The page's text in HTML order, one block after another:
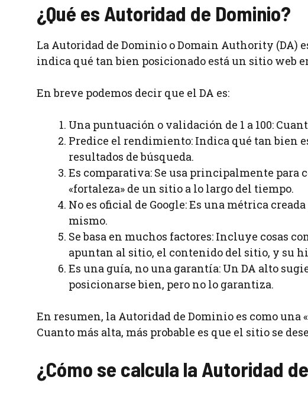
¿Qué es Autoridad de Dominio?
La Autoridad de Dominio o Domain Authority (DA)
indica qué tan bien posicionado está un sitio web
En breve podemos decir que el DA es:
Una puntuación o validación de 1 a 100:
Predice el rendimiento: Indica qué tan bien
resultados de búsqueda.
Es comparativa: Se usa principalmente para
«fortaleza» de un sitio a lo largo del tiempo.
No es oficial de Google: Es una métrica
mismo.
Se basa en muchos factores: Incluye cosas
apuntan al sitio, el contenido del sitio, y su
Es una guía, no una garantía: Un DA alto
posicionarse bien, pero no lo garantiza.
En resumen, la Autoridad de Dominio es como
Cuanto más alta, más probable es que el sitio se
¿Cómo se calcula la Autoridad